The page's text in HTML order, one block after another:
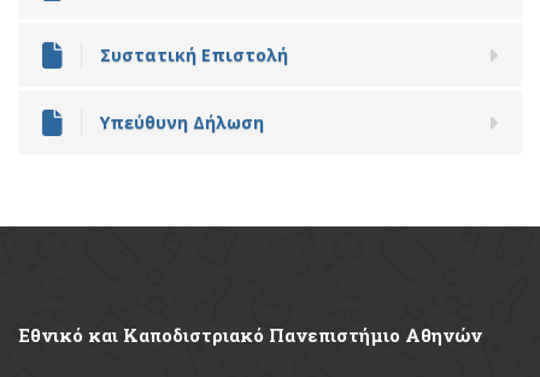
Συστατική Επιστολή
Υπεύθυνη Δήλωση
Εθνικό και Καποδιστριακό Πανεπιστήμιο Αθηνών